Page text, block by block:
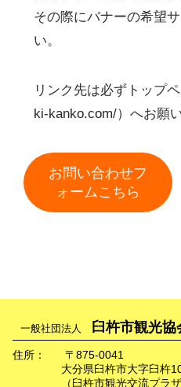
その際にバナーの希望
い。
リンク先は必ずトップ
ki-kanko.com/）へお願
お問い合わせフ
ォームこちら
一般社団法人 臼杵市観光協
住所：
〒875-0041
大分県臼杵市大字臼杵
（臼杵市観光交流プラザ